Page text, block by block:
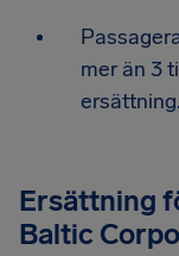
mer än 3
ersättning.
Ersättning
Baltic